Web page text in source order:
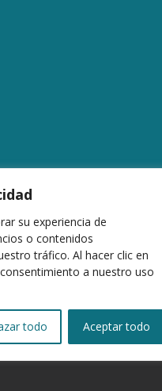
su experiencia de
o contenidos
tráfico. Al hacer clic en
a nuestro uso
todo Aceptar todo
para